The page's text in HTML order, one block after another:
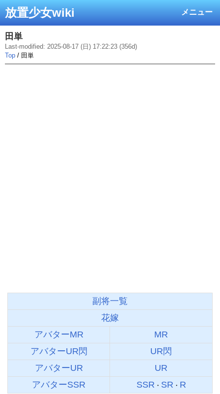
メニュー
放置少女wiki
田単
Last-modified: 2025-08-17 (日) 17:22:23 (356d)
Top / 田単
副将一覧
花嫁
アバターMR
MR
アバターUR閃
UR閃
アバターUR
UR
アバターSSR
SSR ・ SR ・ R